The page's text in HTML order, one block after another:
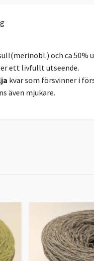
och ca 50%
ett livfullt utseende.
kvar som försvinner i
även mjukare.